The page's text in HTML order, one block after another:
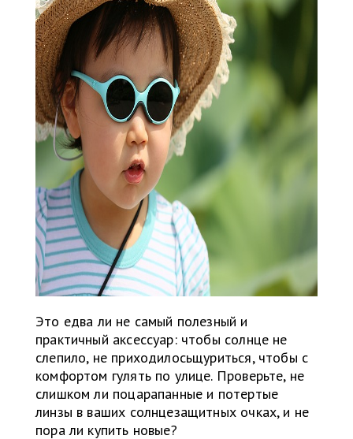
Это едва ли не самый полезный и
практичный аксессуар: чтобы солнце не
слепило, не приходилосьщуриться, чтобы с
комфортом гулять по улице. Проверьте, не
слишком ли поцарапанные и потертые
линзы в ваших солнцезащитных очках, и не
пора ли купить новые?